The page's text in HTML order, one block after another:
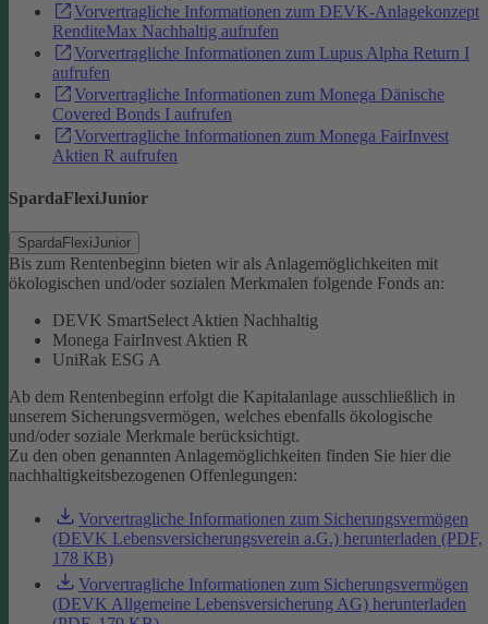
Vorvertragliche Informationen zum DEVK-Anlagekonzept
RenditeMax Nachhaltig aufrufen
Vorvertragliche Informationen zum Lupus Alpha Return I
aufrufen
Vorvertragliche Informationen zum Monega Dänische
Covered Bonds I aufrufen
Vorvertragliche Informationen zum Monega FairInvest
Aktien R aufrufen
SpardaFlexiJunior
SpardaFlexiJunior
Bis zum Rentenbeginn bieten wir als Anlagemöglichkeiten mit
ökologischen und/oder sozialen Merkmalen folgende Fonds an:
DEVK SmartSelect Aktien Nachhaltig
Monega FairInvest Aktien R
UniRak ESG A
Ab dem Rentenbeginn erfolgt die Kapitalanlage ausschließlich in
unserem Sicherungsvermögen, welches ebenfalls ökologische
und/oder soziale Merkmale berücksichtigt.
Zu den oben genannten Anlagemöglichkeiten finden Sie hier die
nachhaltigkeitsbezogenen Offenlegungen:
Vorvertragliche Informationen zum Sicherungsvermögen
(DEVK Lebensversicherungsverein a.G.) herunterladen (PDF,
178 KB)
Vorvertragliche Informationen zum Sicherungsvermögen
(DEVK Allgemeine Lebensversicherung AG) herunterladen